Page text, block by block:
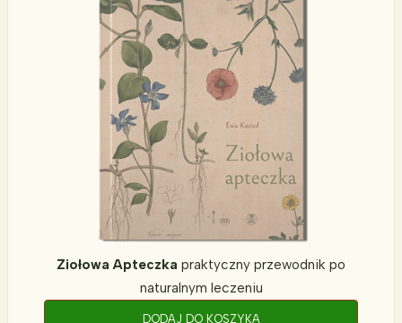
Ziołowa Apteczka praktyczny przewodnik po
naturalnym leczeniu
DODAJ DO KOSZYKA